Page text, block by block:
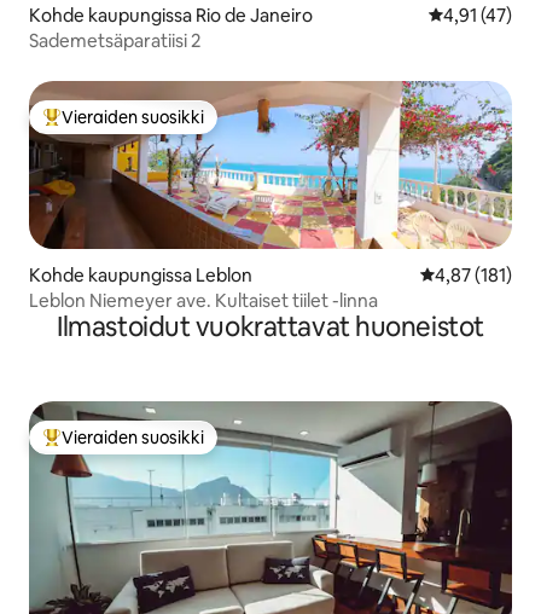
Kohde kaupungissa Rio de Janeiro
4,91 (47)
Sademetsäparatiisi 2
Vieraiden suosikkien parhaimmistoa
Vieraiden suosikki
Kohde kaupungissa Leblon
4,87 (181)
Leblon Niemeyer ave. Kultaiset tiilet -linna
Ilmastoidut vuokrattavat huoneistot
Vieraiden suosikkien parhaimmistoa
Vieraiden suosikki